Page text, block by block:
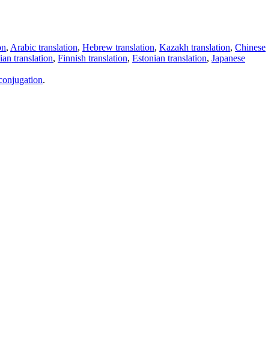
, Arabic translation, Hebrew translation, Kazakh translation, Chinese
translation, Finnish translation, Estonian translation, Japanese
.